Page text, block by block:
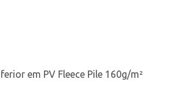
em PV Fleece Pile 160g/m²